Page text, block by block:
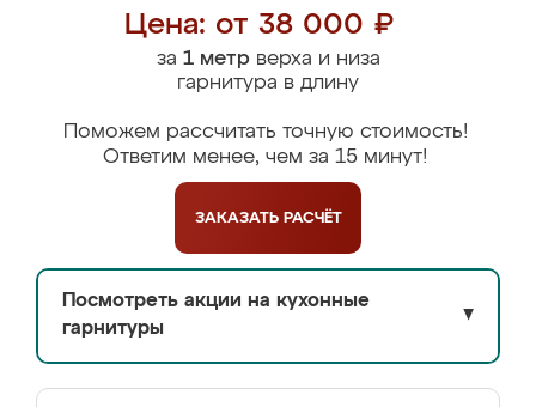
Цена: от 38 000 ₽
за 1 метрверха и низа
гарнитура в длину
Поможем рассчитать точную стоимость!
Ответим менее, чем за 15 минут!
ЗАКАЗАТЬ РАСЧЁТ
Посмотреть акции на кухонные
гарнитуры
▼